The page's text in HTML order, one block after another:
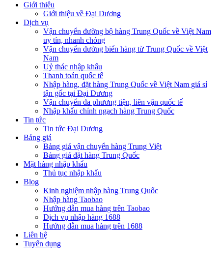
Giới thiệu
Giới thiệu về Đại Dương
Dịch vụ
Vận chuyển đường bộ hàng Trung Quốc về Việt Nam
uy tín, nhanh chóng
Vận chuyển đường biển hàng từ Trung Quốc về Việt
Nam
Uỷ thác nhập khẩu
Thanh toán quốc tế
Nhập hàng, đặt hàng Trung Quốc về Việt Nam giá sỉ
tận gốc tại Đại Dương
Vận chuyển đa phương tiện, liên vận quốc tế
Nhập khẩu chính ngạch hàng Trung Quốc
Tin tức
Tin tức Đại Dương
Bảng giá
Bảng giá vận chuyển hàng Trung Việt
Bảng giá đặt hàng Trung Quốc
Mặt hàng nhập khẩu
Thủ tục nhập khẩu
Blog
Kinh nghiệm nhập hàng Trung Quốc
Nhập hàng Taobao
Hướng dẫn mua hàng trên Taobao
Dịch vụ nhập hàng 1688
Hướng dẫn mua hàng trên 1688
Liên hệ
Tuyển dụng